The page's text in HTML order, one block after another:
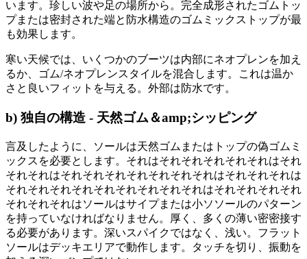
います。珍しい波や足の場所から。完全成形されたゴムトッ
プまたは密封された端と防水構造のゴムミックストップが最
も効果します。
寒い天候では、いくつかのブーツは内部にネオプレンを加え
るか、ゴム/ネオプレンスタイルを混合します。これは温か
さと良いフィットを与える。外部は防水です。
b) 独自の構造 - 天然ゴム＆amp;シッピング
言及したように、ソールは天然ゴムまたはトップの偽ゴムミ
ックスを必要とします。それはそれそれそれそれそれはそれ
それそれはそれそれそれそれそれそれそれはそれそれそれは
それそれそれそれそれそれそれそれそれはそれそれそれそれ
それそれそれはソールはサイプまたは小ソソールのパターン
を持っていなければなりません。厚く、多くの薄い密密接す
る必要があります。深いスパイクではなく、浅い。フラット
ソールはデッキエリアで動作します。タッチを切り、振動を